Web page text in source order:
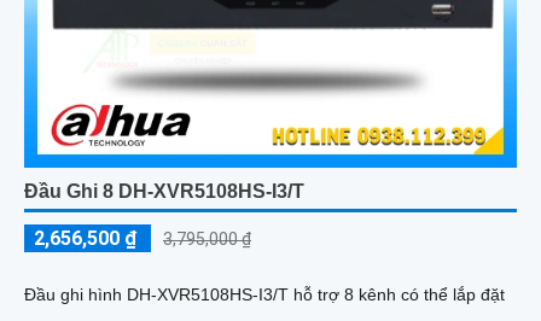
Đầu Ghi 8 DH-XVR5108HS-I3/T
2,656,500 ₫ 3,795,000 ₫
Đầu ghi hình DH-XVR5108HS-I3/T hỗ trợ 8 kênh có thể lắp đặt